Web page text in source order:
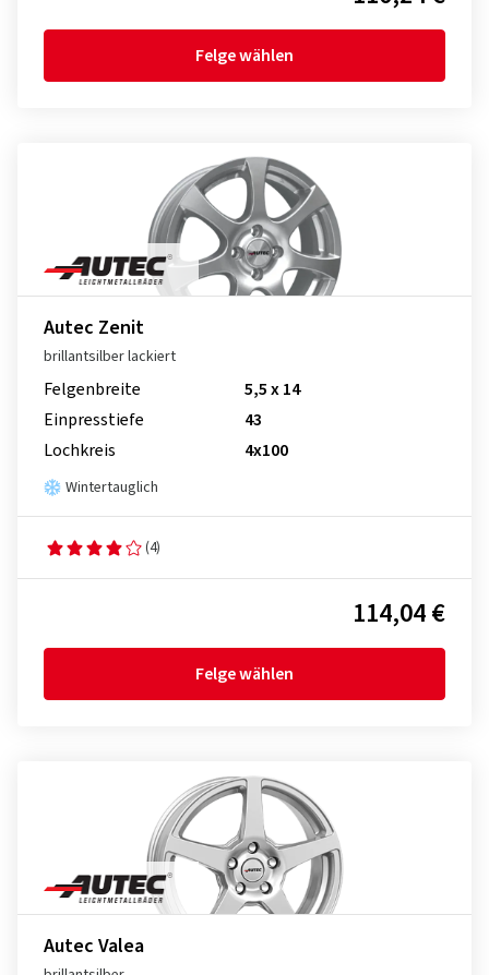
Felge wählen
Autec Zenit
brillantsilber lackiert
Felgenbreite
5,5 x 14
Einpresstiefe
43
Lochkreis
4x100
Wintertauglich
(4)
114,04 €
Felge wählen
Autec Valea